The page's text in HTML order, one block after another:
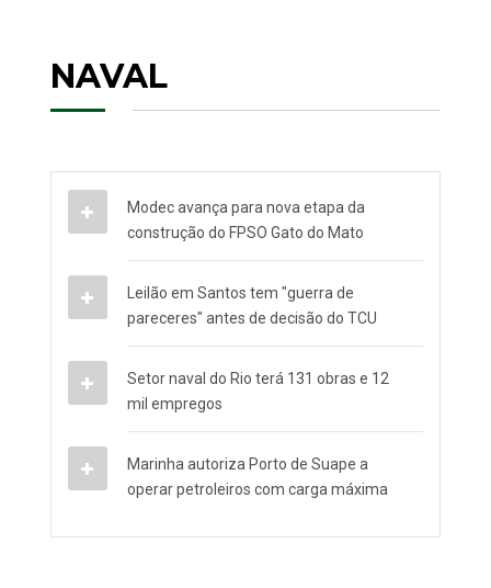
NAVAL
Modec avança para nova etapa da
construção do FPSO Gato do Mato
Leilão em Santos tem "guerra de
pareceres" antes de decisão do TCU
Setor naval do Rio terá 131 obras e 12
mil empregos
Marinha autoriza Porto de Suape a
operar petroleiros com carga máxima